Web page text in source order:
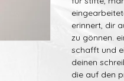
erinnert, dir
zu gönnen.
schafft und
deinen
die auf den